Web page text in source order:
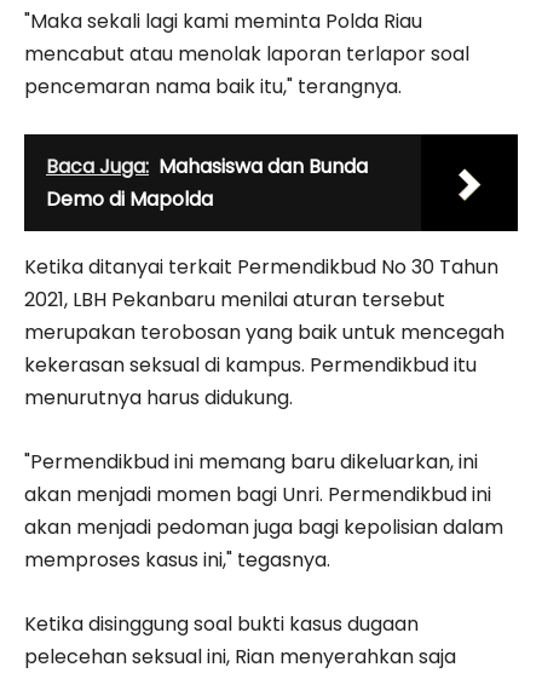
"Maka sekali lagi kami meminta Polda Riau
mencabut atau menolak laporan terlapor soal
pencemaran nama baik itu," terangnya.
Baca Juga: Mahasiswa dan Bunda
Demo di Mapolda
Ketika ditanyai terkait Permendikbud No 30 Tahun
2021, LBH Pekanbaru menilai aturan tersebut
merupakan terobosan yang baik untuk mencegah
kekerasan seksual di kampus. Permendikbud itu
menurutnya harus didukung.
"Permendikbud ini memang baru dikeluarkan, ini
akan menjadi momen bagi Unri. Permendikbud ini
akan menjadi pedoman juga bagi kepolisian dalam
memproses kasus ini," tegasnya.
Ketika disinggung soal bukti kasus dugaan
pelecehan seksual ini, Rian menyerahkan saja